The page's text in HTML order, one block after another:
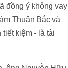
đồng ý không vay
Thuận Bắc và
tiết kiệm - là tài